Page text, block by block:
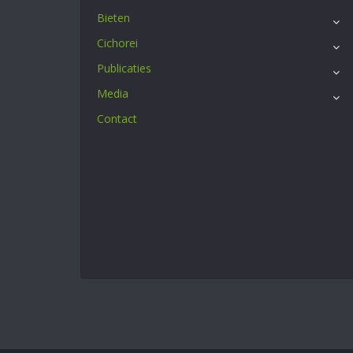
Bieten
Cichorei
Publicaties
Media
Contact